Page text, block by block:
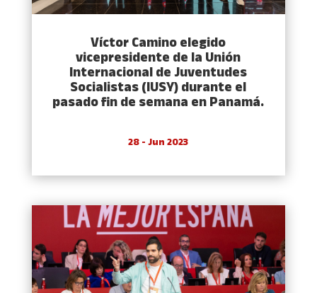
Víctor Camino elegido
vicepresidente de la Unión
Internacional de Juventudes
Socialistas (IUSY) durante el
pasado fin de semana en Panamá.
28 - Jun 2023